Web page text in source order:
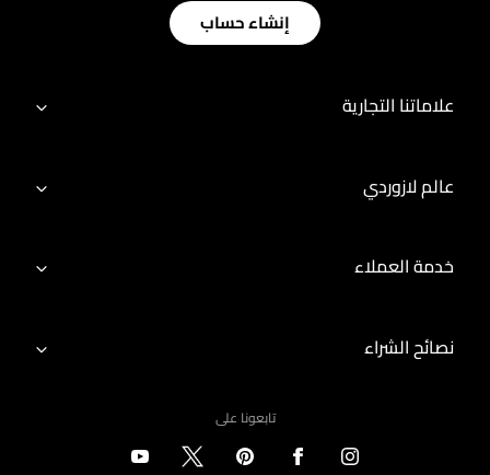
إنشاء حساب
علاماتنا التجارية
عالم لازوردي
خدمة العملاء
نصائح الشراء
تابعونا على